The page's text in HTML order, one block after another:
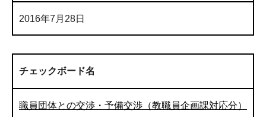
2016年7月28日
チェックボード名
職員団体との交渉・予備交渉（教職員企画課対応分）